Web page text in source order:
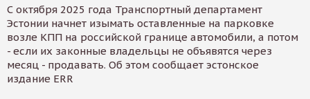
С октября 2025 года Транспортный департамент
Эстонии начнет изымать оставленные на парковке
возле КПП на российской границе автомобили, а потом
- если их законные владельцы не объявятся через
месяц - продавать. Об этом сообщает эстонское
издание ERR